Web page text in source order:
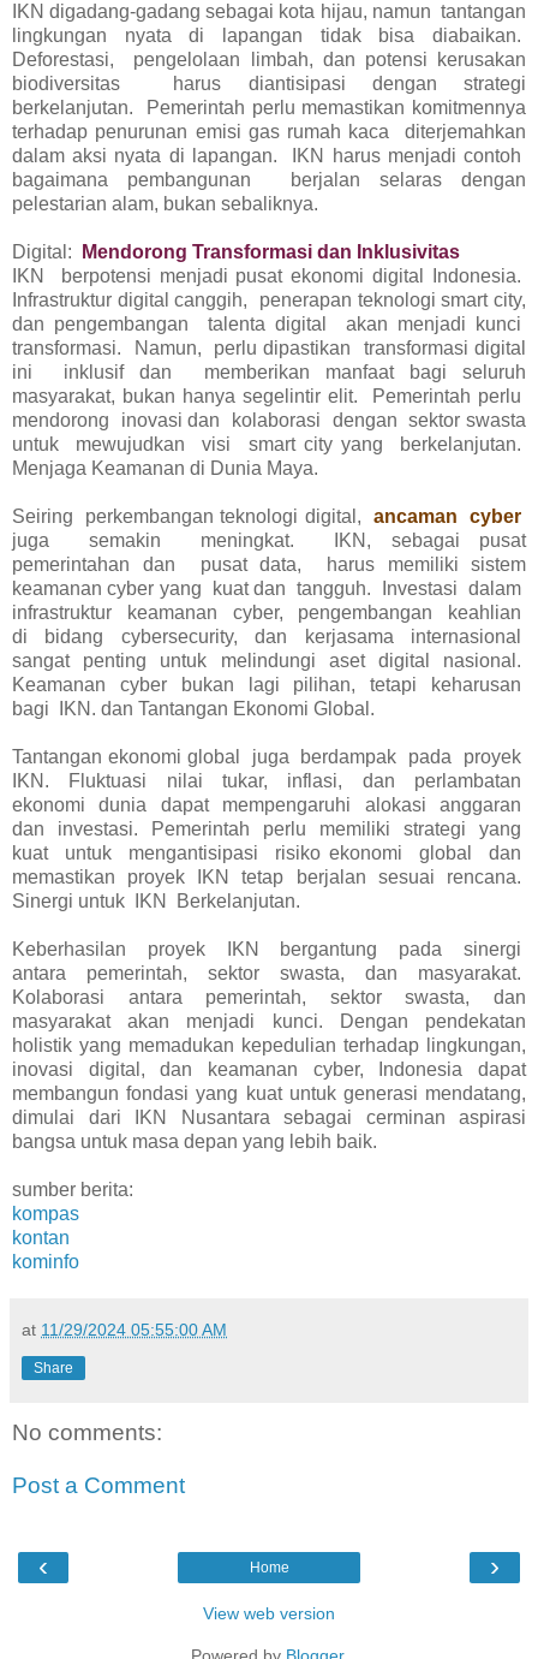
IKN digadang-gadang sebagai kota hijau, namun tantangan
lingkungan nyata di lapangan tidak bisa diabaikan.
Deforestasi, pengelolaan limbah, dan potensi kerusakan
biodiversitas harus diantisipasi dengan strategi
berkelanjutan. Pemerintah perlu memastikan komitmennya
terhadap penurunan emisi gas rumah kaca diterjemahkan
dalam aksi nyata di lapangan. IKN harus menjadi contoh
bagaimana pembangunan berjalan selaras dengan
pelestarian alam, bukan sebaliknya.
Digital:
Mendorong Transformasi dan Inklusivitas
IKN berpotensi menjadi pusat ekonomi digital Indonesia.
Infrastruktur digital canggih, penerapan teknologi smart city,
dan pengembangan talenta digital akan menjadi kunci
transformasi. Namun, perlu dipastikan transformasi digital
ini inklusif dan memberikan manfaat bagi seluruh
masyarakat, bukan hanya segelintir elit. Pemerintah perlu
mendorong inovasi dan kolaborasi dengan sektor swasta
untuk mewujudkan visi smart city yang berkelanjutan.
Menjaga Keamanan di Dunia Maya.
Seiring perkembangan teknologi digital, ancaman cyber
juga semakin meningkat. IKN, sebagai pusat
pemerintahan dan pusat data, harus memiliki sistem
keamanan cyber yang kuat dan tangguh. Investasi dalam
infrastruktur keamanan cyber, pengembangan keahlian
di bidang cybersecurity, dan kerjasama internasional
sangat penting untuk melindungi aset digital nasional.
Keamanan cyber bukan lagi pilihan, tetapi keharusan
bagi IKN. dan Tantangan Ekonomi Global.
Tantangan ekonomi global juga berdampak pada proyek
IKN. Fluktuasi nilai tukar, inflasi, dan perlambatan
ekonomi dunia dapat mempengaruhi alokasi anggaran
dan investasi. Pemerintah perlu memiliki strategi yang
kuat untuk mengantisipasi risiko ekonomi global dan
memastikan proyek IKN tetap berjalan sesuai rencana.
Sinergi untuk IKN Berkelanjutan.
Keberhasilan proyek IKN bergantung pada sinergi
antara pemerintah, sektor swasta, dan masyarakat.
Kolaborasi antara pemerintah, sektor swasta, dan
masyarakat akan menjadi kunci. Dengan pendekatan
holistik yang memadukan kepedulian terhadap lingkungan,
inovasi digital, dan keamanan cyber, Indonesia dapat
membangun fondasi yang kuat untuk generasi mendatang,
dimulai dari IKN Nusantara sebagai cerminan aspirasi
bangsa untuk masa depan yang lebih baik.
sumber berita:
kompas
kontan
kominfo
at 11/29/2024 05:55:00 AM
Share
No comments:
Post a Comment
‹ ›
Home
View web version